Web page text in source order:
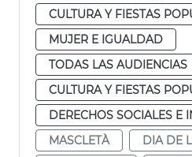
CULTURA Y FIESTAS
MUJER E IGUALDAD
TODAS LAS AUDIENCIAS
CULTURA Y FIESTAS
DERECHOS SOCIALES E
MASCLETÀ
DIA DE